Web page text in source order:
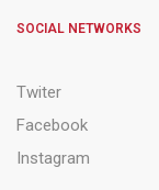
SOCIAL NETWORKS
Twiter
Facebook
Instagram